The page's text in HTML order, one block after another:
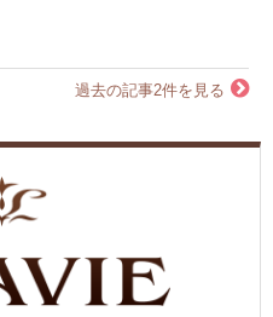
過去の記事2件を見る